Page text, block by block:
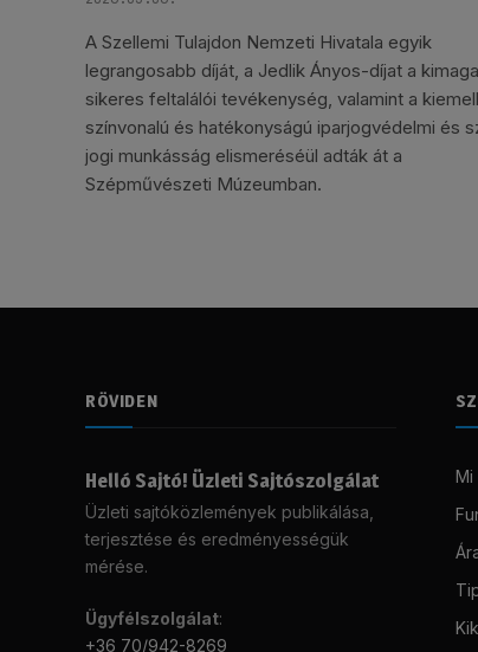
A Szellemi Tulajdon Nemzeti Hivatala egyik
legrangosabb díját, a Jedlik Ányos-díjat a
sikeres feltalálói tevékenység, valamint a
színvonalú és hatékonyságú iparjogvédelmi és
jogi munkásság elismeréséül adták át a
Szépművészeti Múzeumban.
RÖVIDEN
Helló Sajtó! Üzleti Sajtószolgálat
Üzleti sajtóközlemények publikálása,
terjesztése és eredményességük
mérése.
Ügyfélszolgálat:
+36 70/942-8269
Mi